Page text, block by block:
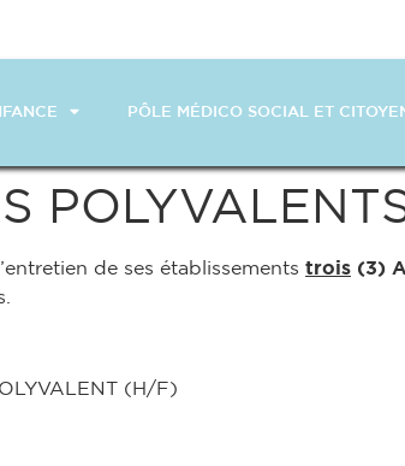
PÔLE MÉDICO SOCIAL ET
de ses établissements trois (3)
(H/F)